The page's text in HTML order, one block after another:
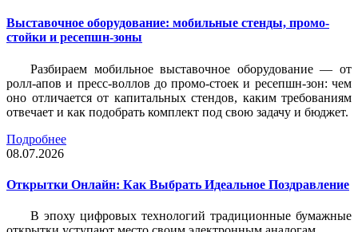
Выставочное оборудование: мобильные стенды, промо-
стойки и ресепшн-зоны
Разбираем мобильное выставочное оборудование — от
ролл-апов и пресс-воллов до промо-стоек и ресепшн-зон: чем
оно отличается от капитальных стендов, каким требованиям
отвечает и как подобрать комплект под свою задачу и бюджет.
Подробнее
08.07.2026
Открытки Онлайн: Как Выбрать Идеальное Поздравление
В эпоху цифровых технологий традиционные бумажные